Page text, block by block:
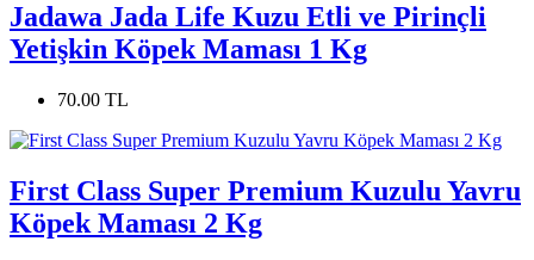
Jadawa Jada Life Kuzu Etli ve Pirinçli
Yetişkin Köpek Maması 1 Kg
70.00 TL
First Class Super Premium Kuzulu Yavru
Köpek Maması 2 Kg